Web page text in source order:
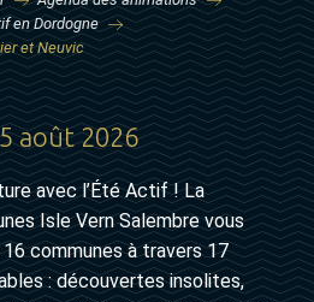
en Dordogne
et Neuvic
août 2026
avec l’Été Actif ! La
Isle Vern Salembre vous
communes à travers 17
: découvertes insolites,